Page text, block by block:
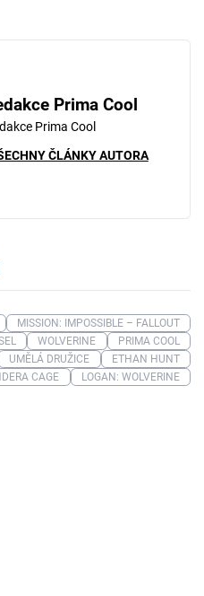
Prima Cool
Prima Cool
ČLÁNKY AUTORA
MISSION: IMPOSSIBLE – FALLOUT
WOLVERINE
PRIMA COOL
UMĚLÁ DRUŽICE
ETHAN HUNT
CAGE
LOGAN: WOLVERINE